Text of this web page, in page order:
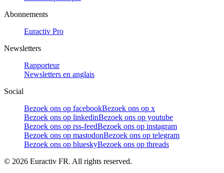
Abonnements
Euractiv Pro
Newsletters
Rapporteur
Newsletters en anglais
Social
Bezoek ons op facebookBezoek ons op x
Bezoek ons op linkedinBezoek ons op youtube
Bezoek ons op rss-feedBezoek ons op instagram
Bezoek ons op mastodonBezoek ons op telegram
Bezoek ons op blueskyBezoek ons op threads
© 2026 Euractiv FR. All rights reserved.